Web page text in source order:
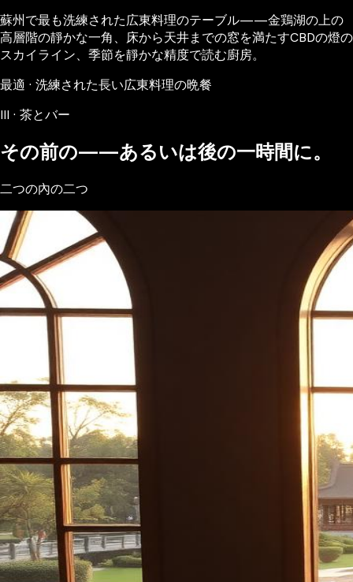
蘇州で最も洗練された広東料理のテーブル——金鶏湖の上の
高層階の靜かな一角、床から天井までの窓を満たすCBDの燈の
スカイライン、季節を靜かな精度で読む廚房。
最適 · 洗練された長い広東料理の晩餐
III · 茶とバー
その前の——あるいは後の一時間に。
二つの內の二つ